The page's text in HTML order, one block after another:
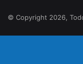
© Copyright 2026,